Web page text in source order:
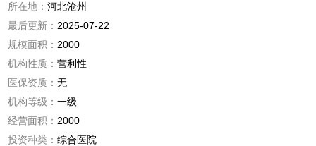
所在地：河北沧州
最后更新： 2025-07-22
规模面积： 2000
机构性质：营利性
医保资质：无
机构等级：一级
经营面积： 2000
投资种类：综合医院